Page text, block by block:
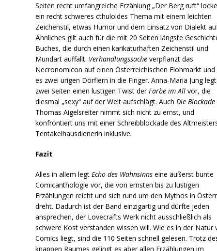
Seiten recht umfangreiche Erzählung „Der Berg ruft“
ein recht schweres cthuloides Thema mit einem leichten
Zeichenstil, etwas Humor und dem Einsatz von Dialekt
Ähnliches gilt auch für die mit 20 Seiten längste
Buches, die durch einen karikaturhaften Zeichenstil und
Mundart auffällt. Verhandlungssache verpflanzt das
Necronomicon auf einen Österreichischen Flohmarkt und
es zwei urigen Dörflern in die Finger. Anna-Maria Jung
zwei Seiten einen lustigen Twist der Farbe im All vor, die
diesmal „sexy“ auf der Welt aufschlägt. Auch Die Blockade
Thomas Aigelsreiter nimmt sich nicht zu ernst, und
konfrontiert uns mit einer Schreibblockade des
Tentakelhausdienerin inklusive.
Fazit
Alles in allem legt Echo des Wahnsinns eine äußerst bunte
Comicanthologie vor, die von ernsten bis zu lustigen
Erzählungen reicht und sich rund um den Mythos in
dreht. Dadurch ist der Band einzigartig und dürfte jeden
ansprechen, der Lovecrafts Werk nicht ausschließlich als
schwere Kost verstanden wissen will. Wie es in der Natur
Comics liegt, sind die 110 Seiten schnell gelesen. Trotz
knappen Raumes gelingt es aber allen Erzählungen im